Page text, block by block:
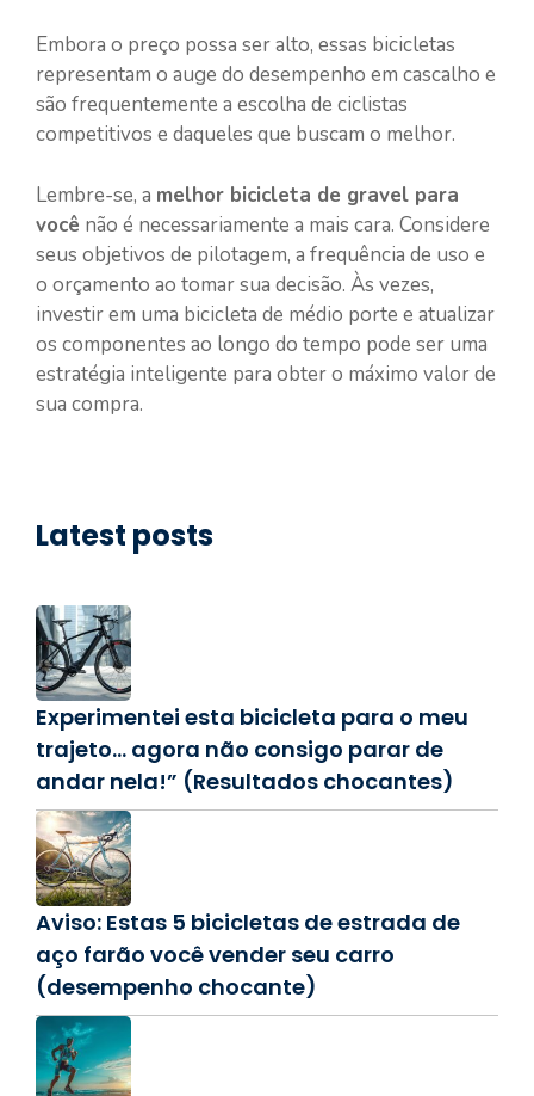
Embora o preço possa ser alto, essas bicicletas
representam o auge do desempenho em cascalho e
são frequentemente a escolha de ciclistas
competitivos e daqueles que buscam o melhor.
Lembre-se, a melhor bicicleta de gravel para
você não é necessariamente a mais cara. Considere
seus objetivos de pilotagem, a frequência de uso e
o orçamento ao tomar sua decisão. Às vezes,
investir em uma bicicleta de médio porte e atualizar
os componentes ao longo do tempo pode ser uma
estratégia inteligente para obter o máximo valor de
sua compra.
Latest posts
Experimentei esta bicicleta para o meu
trajeto… agora não consigo parar de
andar nela!” (Resultados chocantes)
Aviso: Estas 5 bicicletas de estrada de
aço farão você vender seu carro
(desempenho chocante)